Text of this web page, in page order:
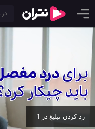
رد کردن تبلیغ در 1